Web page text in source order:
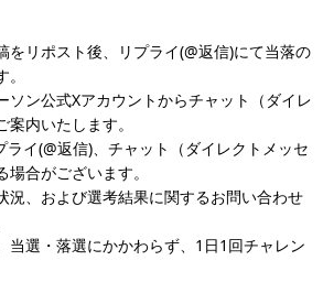
をリポスト後、リプライ(@返信)にて当落の
ソン公式Xアカウントからチャット（ダイレ
内いたします。
イ(@返信)、チャット（ダイレクトメッセ
合がございます。
況、および選考結果に関するお問い合わせ
当選・落選にかかわらず、1日1回チャレン